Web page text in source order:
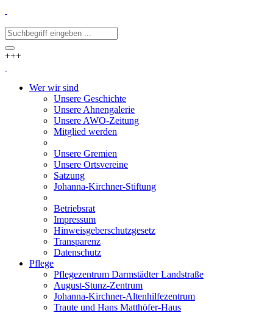
+++
Wer wir sind
Unsere Geschichte
Unsere Ahnengalerie
Unsere AWO-Zeitung
Mitglied werden
Unsere Gremien
Unsere Ortsvereine
Satzung
Johanna-Kirchner-Stiftung
Betriebsrat
Impressum
Hinweisgeberschutzgesetz
Transparenz
Datenschutz
Pflege
Pflegezentrum Darmstädter Landstraße
August-Stunz-Zentrum
Johanna-Kirchner-Altenhilfezentrum
Traute und Hans Matthöfer-Haus